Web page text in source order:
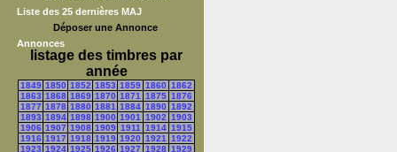
Liste des 25 dernières MAJ
Déposer une Annonce
Annonces
listage des timbres par
année
1849 1850 1852 1853 1859 1860 1862
1863 1868 1869 1870 1871 1875 1876
1877 1878 1880 1881 1884 1890 1892
1893 1894 1898 1900 1901 1902 1903
1906 1907 1908 1909 1911 1914 1915
1916 1917 1918 1919 1920 1921 1922
1923 1924 1925 1926 1927 1928 1929